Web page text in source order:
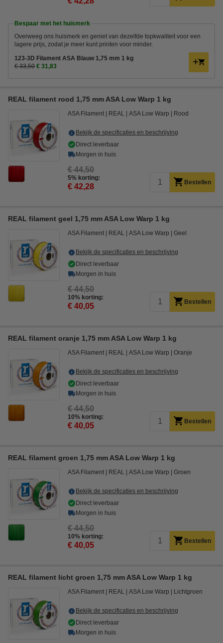
Bespaar met het huismerk
Overweeg ons huismerk en geniet van dezelfde topkwaliteit voor een
lagere prijs, zodat je meer kunt printen voor minder.
123-3D Filament ASA Blauw 1,75 mm 1 kg
€ 33,50 € 31,83
REAL filament rood 1,75 mm ASA Low Warp 1 kg
ASA Filament REAL ASA Low Warp Rood
Bekijk de specificaties en beschrijving
Direct leverbaar
Morgen in huis
€ 44,50
5% korting:
€ 42,28 Bestellen
REAL filament geel 1,75 mm ASA Low Warp 1 kg
ASA Filament REAL ASA Low Warp Geel
Bekijk de specificaties en beschrijving
Direct leverbaar
Morgen in huis
€ 44,50
10% korting:
€ 40,05 Bestellen
REAL filament oranje 1,75 mm ASA Low Warp 1 kg
ASA Filament REAL ASA Low Warp Oranje
Bekijk de specificaties en beschrijving
Direct leverbaar
Morgen in huis
€ 44,50
10% korting:
€ 40,05 Bestellen
REAL filament groen 1,75 mm ASA Low Warp 1 kg
ASA Filament REAL ASA Low Warp Groen
Bekijk de specificaties en beschrijving
Direct leverbaar
Morgen in huis
€ 44,50
10% korting:
€ 40,05 Bestellen
REAL filament licht groen 1,75 mm ASA Low Warp 1 kg
ASA Filament REAL ASA Low Warp Lichtgroen
Bekijk de specificaties en beschrijving
Direct leverbaar
Morgen in huis